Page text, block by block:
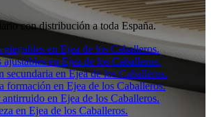
con distribución a toda España.
plegables en Ejea de los Caballeros.
en Ejea de los Caballeros.
secundaria en Ejea de los Caballeros.
formación en Ejea de los Caballeros.
en Ejea de los Caballeros.
en Ejea de los Caballeros.